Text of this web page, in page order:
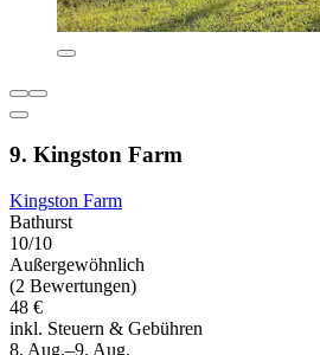
9. Kingston Farm
Kingston Farm
Bathurst
10/10
Außergewöhnlich
(2 Bewertungen)
48 €
inkl. Steuern & Gebühren
8. Aug.–9. Aug.